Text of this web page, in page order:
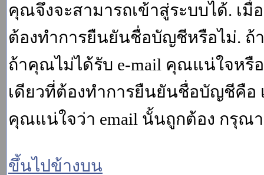
คุณจึงจะสามารถเข้าสู่ระบบได้. เ
ต้องทำการยืนยันชื่อบัญชีหรือไม่.
ถ้าคุณไม่ได้รับ e-mail คุณแน่ใจหรื
เดียวที่ต้องทำการยืนยันชื่อบัญชีคือ
คุณแน่ใจว่า email นั้นถูกต้อง กรุณ
ขึ้นไปข้างบน